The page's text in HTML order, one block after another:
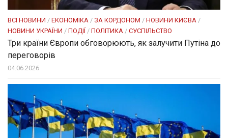
ВСІ НОВИНИ / ЕКОНОМІКА / ЗА КОРДОНОМ / НОВИНИ КИЄВА /
НОВИНИ УКРАЇНИ / ПОДІЇ / ПОЛІТИКА / СУСПІЛЬСТВО
Три країни Європи обговорюють, як залучити Путіна до
переговорів
04.06.2026